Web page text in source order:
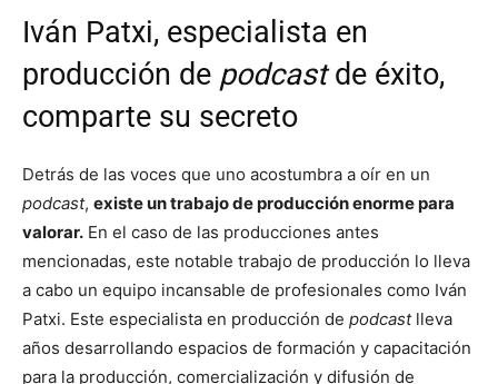
Iván Patxi, especialista en
producción de podcastde éxito,
comparte su secreto
Detrás de las voces que uno acostumbra a oír en un
podcast, existe un trabajo de producción enorme para
valorar. En el caso de las producciones antes
mencionadas, este notable trabajo de producción lo lleva
a cabo un equipo incansable de profesionales como Iván
Patxi. Este especialista en producción de podcastlleva
años desarrollando espacios de formación y capacitación
para la producción, comercialización y difusión de